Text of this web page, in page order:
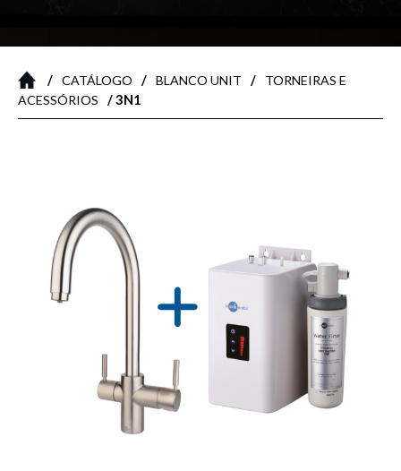
/ CATÁLOGO / BLANCO UNIT /
TORNEIRAS E
ACESSÓRIOS
/ 3N1